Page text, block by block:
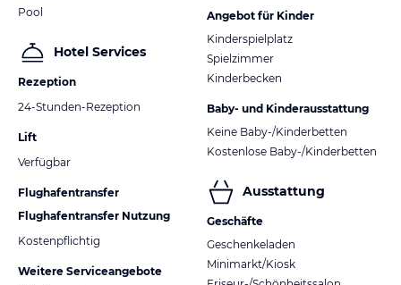
Pool
Hotel Services
Rezeption
24-Stunden-Rezeption
Lift
Verfügbar
Flughafentransfer
Flughafentransfer Nutzung
Kostenpflichtig
Weitere Serviceangebote
Angebot für Kinder
Kinderspielplatz
Spielzimmer
Kinderbecken
Baby- und Kinderausstattung
Keine Baby-/Kinderbetten
Kostenlose Baby-/Kinderbetten
Ausstattung
Geschäfte
Geschenkeladen
Minimarkt/Kiosk